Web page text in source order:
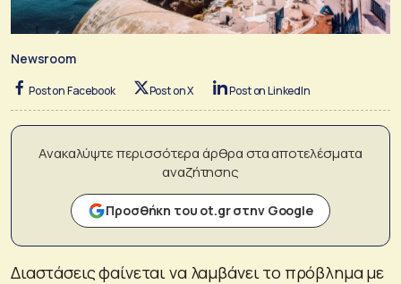
Newsroom
Post on Facebook Post on X Post on LinkedIn
Ανακαλύψτε περισσότερα άρθρα στα αποτελέσματα
αναζήτησης
Προσθήκη του ot.gr στην Google
Διαστάσεις φαίνεται να λαμβάνει το πρόβλημα με